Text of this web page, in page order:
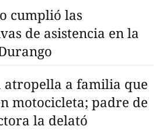
cumplió las
de asistencia en la
atropella a familia que
motocicleta; padre de
la delató